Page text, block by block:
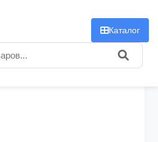
Каталог